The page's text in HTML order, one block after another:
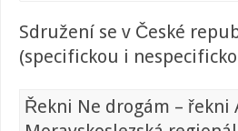
Sdružení se v České
(specifickou i
Řekni Ne drogám – řekni